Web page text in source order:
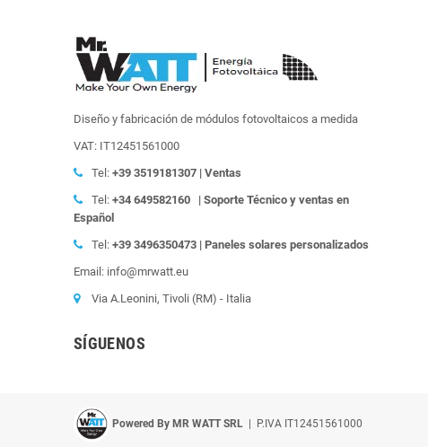
Diseño y fabricación de módulos fotovoltaicos a medida
VAT: IT12451561000
Tel: +39 3519181307 | Ventas
Tel: +34 649582160 | Soporte Técnico y ventas en
Español
Tel: +39 3496350473 | Paneles solares personalizados
Email: info@mrwatt.eu
Via A.Leonini, Tivoli (RM) - Italia
SÍGUENOS
Powered By MR WATT SRL | P.IVA IT12451561000